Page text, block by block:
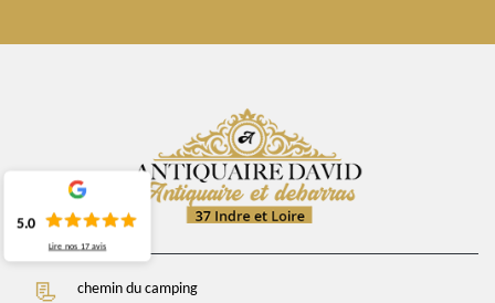
chemin du camping
5.0
Lire nos 17 avis